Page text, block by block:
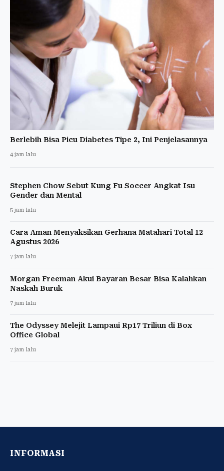
Berlebih Bisa Picu Diabetes Tipe 2, Ini Penjelasannya
4 jam lalu
Stephen Chow Sebut Kung Fu Soccer Angkat Isu
Gender dan Mental
5 jam lalu
Cara Aman Menyaksikan Gerhana Matahari Total 12
Agustus 2026
7 jam lalu
Morgan Freeman Akui Bayaran Besar Bisa Kalahkan
Naskah Buruk
7 jam lalu
The Odyssey Melejit Lampaui Rp17 Triliun di Box
Office Global
7 jam lalu
INFORMASI